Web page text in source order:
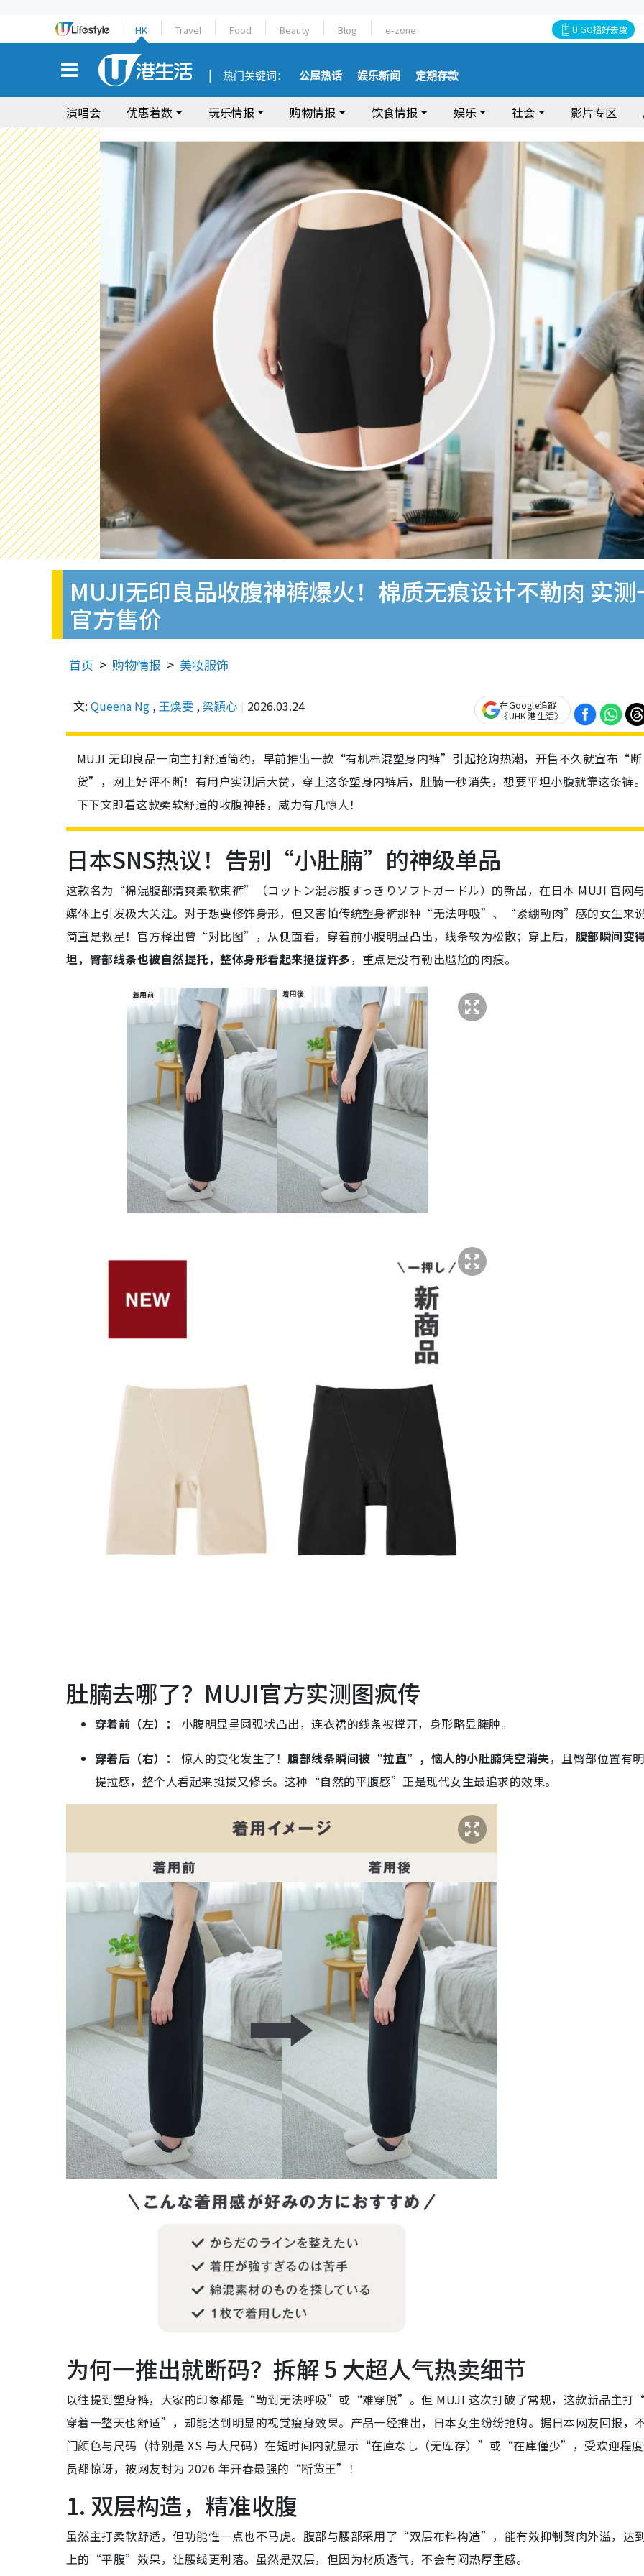
HK Travel Food Beauty Blog e-zone U GO搵好去處
热门关键词： 公屋热话 娱乐新闻 定期存款
演唱会 优惠着数 玩乐情报 购物情报 饮食情报 娱乐 社会 影片专区
MUJI无印良品收腹神裤爆火！棉质无痕设计不勒肉 实
官方售价
首页 购物情报 美妆服饰
文: Queena Ng ,王煥雯 ,梁穎心 2026.03.24
在Google追蹤
《UHK 港生活》
MUJI 无印良品一向主打舒适简约，早前推出一款“有机棉混塑身内裤”引起抢购热潮，开售不久就宣布“断
货”，网上好评不断！有用户实测后大赞，穿上这条塑身内裤后，肚腩一秒消失，想要平坦小腹就靠这条裤
下下文即看这款柔软舒适的收腹神器，威力有几惊人！
日本SNS热议！告别“小肚腩”的神级单品
这款名为“棉混腹部清爽柔软束裤”（コットン混お腹すっきりソフトガードル）的新品，在日本 MUJI 官网
媒体上引发极大关注。对于想要修饰身形，但又害怕传统塑身裤那种“无法呼吸”、“紧绷勒肉”感的女生来
简直是救星！ 官方释出曾“对比图”， 从侧面看，穿着前小腹明显凸出，线条较为松散；穿上后， 腹部瞬间变
坦，臀部线条也被自然提托，整体身形看起来挺拔许多，重点是没有勒出尴尬的肉痕。
肚腩去哪了？MUJI官方实测图疯传
穿着前（左）：
小腹明显呈圆弧状凸出，连衣裙的线条被撑开，身形略显臃肿。
穿着后（右）：
惊人的变化发生了！腹部线条瞬间被“拉直”，恼人的小肚腩凭空消失，且臀部位置有
提拉感，整个人看起来挺拔又修长。这种“自然的平腹感”正是现代女生最追求的效果。
为何一推出就断码？拆解 5 大超人气热卖细节
以往提到塑身裤，大家的印象都是“勒到无法呼吸”或“难穿脱”。但 MUJI 这次打破了常规，这款新品主打
穿着一整天也舒适”，却能达到明显的视觉瘦身效果。产品一经推出，日本女生纷纷抢购。据日本网友回报，
门颜色与尺码（特别是 XS 与大尺码）在短时间内就显示“在庫なし（无库存）”或“在庫僅少”，受欢迎程
员都惊讶，被网友封为 2026 年开春最强的“断货王”！
1. 双层构造，精准收腹
虽然主打柔软舒适，但功能性一点也不马虎。腹部与腰部采用了“双层布料构造”，能有效抑制赘肉外溢，达
上的“平腹”效果，让腰线更利落。虽然是双层，但因为材质透气，不会有闷热厚重感。